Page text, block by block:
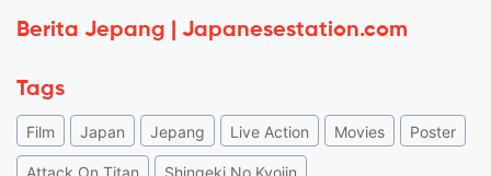
Berita Jepang | Japanesestation.com
Tags
Film Japan Jepang Live Action Movies Poster